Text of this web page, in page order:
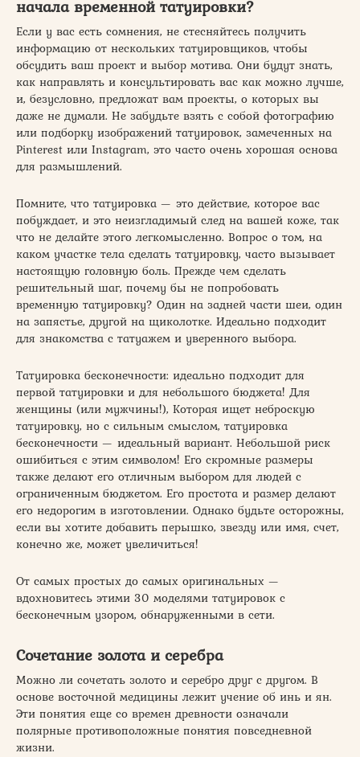
начала временной татуировки?
Если у вас есть сомнения, не стесняйтесь получить
информацию от нескольких татуировщиков, чтобы
обсудить ваш проект и выбор мотива. Они будут знать,
как направлять и консультировать вас как можно лучше,
и, безусловно, предложат вам проекты, о которых вы
даже не думали. Не забудьте взять с собой фотографию
или подборку изображений татуировок, замеченных на
Pinterest или Instagram, это часто очень хорошая основа
для размышлений.
Помните, что татуировка — это действие, которое вас
побуждает, и это неизгладимый след на вашей коже, так
что не делайте этого легкомысленно. Вопрос о том, на
каком участке тела сделать татуировку, часто вызывает
настоящую головную боль. Прежде чем сделать
решительный шаг, почему бы не попробовать
временную татуировку? Один на задней части шеи, один
на запястье, другой на щиколотке. Идеально подходит
для знакомства с татуажем и уверенного выбора.
Татуировка бесконечности: идеально подходит для
первой татуировки и для небольшого бюджета! Для
женщины (или мужчины!), Которая ищет неброскую
татуировку, но с сильным смыслом, татуировка
бесконечности — идеальный вариант. Небольшой риск
ошибиться с этим символом! Его скромные размеры
также делают его отличным выбором для людей с
ограниченным бюджетом. Его простота и размер делают
его недорогим в изготовлении. Однако будьте осторожны,
если вы хотите добавить перышко, звезду или имя, счет,
конечно же, может увеличиться!
От самых простых до самых оригинальных —
вдохновитесь этими 30 моделями татуировок с
бесконечным узором, обнаруженными в сети.
Сочетание золота и серебра
​Можно ли сочетать золото и серебро друг с другом. В
основе восточной медицины лежит учение об инь и ян.
Эти понятия еще со времен древности означали
полярные противоположные понятия повседневной
жизни.